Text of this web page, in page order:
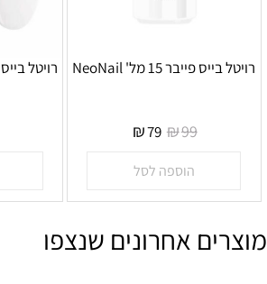
רויטל בייס פייבר 15 מל' NeoNail
₪99
₪79
הוספה לסל
מוצרים אחרונים שנצפו